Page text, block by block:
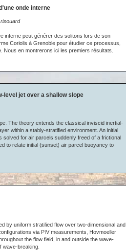
onde interne
interne peut générer des solitons lors de son
Coriolis à Grenoble pour étudier ce processus,
en montrerons ici les premiers résultats.
level jet over a shallow slope
The theory extends the classical inviscid inertial-
within a stably-stratified environment. An initial
solved for air parcels suddenly freed of a frictional
to relate initial (sunset) air parcel buoyancy to
by uniform stratified flow over two-dimensional and
via PIV measurements, Hovmoeller
the flow field, in and outside the wave-
wave-breaking.